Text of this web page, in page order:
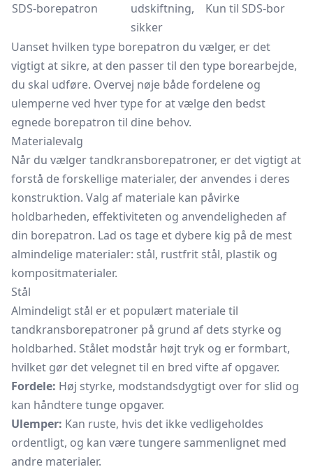
SDS-borepatron
udskiftning,
sikker
Kun til SDS-bor
Uanset hvilken type borepatron du vælger, er det
vigtigt at sikre, at den passer til den type borearbejde,
du skal udføre. Overvej nøje både fordelene og
ulemperne ved hver type for at vælge den bedst
egnede borepatron til dine behov.
Materialevalg
Når du vælger tandkransborepatroner, er det vigtigt at
forstå de forskellige materialer, der anvendes i deres
konstruktion. Valg af materiale kan påvirke
holdbarheden, effektiviteten og anvendeligheden af
din borepatron. Lad os tage et dybere kig på de mest
almindelige materialer: stål, rustfrit stål, plastik og
kompositmaterialer.
Stål
Almindeligt stål er et populært materiale til
tandkransborepatroner på grund af dets styrke og
holdbarhed. Stålet modstår højt tryk og er formbart,
hvilket gør det velegnet til en bred vifte af opgaver.
Fordele: Høj styrke, modstandsdygtigt over for slid og
kan håndtere tunge opgaver.
Ulemper: Kan ruste, hvis det ikke vedligeholdes
ordentligt, og kan være tungere sammenlignet med
andre materialer.